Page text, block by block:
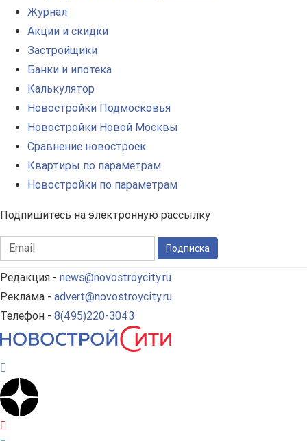
Журнал
Акции и скидки
Застройщики
Банки и ипотека
Калькулятор
Новостройки Подмосковья
Новостройки Новой Москвы
Сравнение новостроек
Квартиры по параметрам
Новостройки по параметрам
Подпишитесь на электронную рассылку
Подписка
Редакция - news@novostroycity.ru
Реклама - advert@novostroycity.ru
Телефон - 8(495)220-3043